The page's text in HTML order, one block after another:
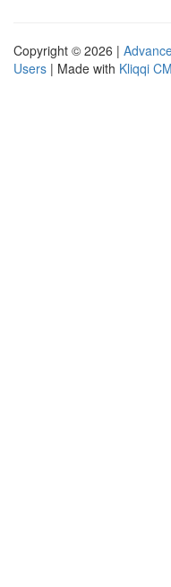
Copyright © 2026 |
Users | Made with Kliqqi